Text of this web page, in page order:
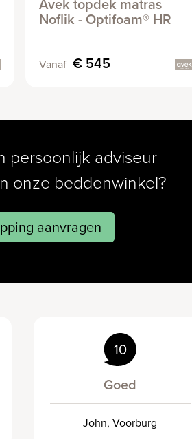
Noflik - Optifoam® HR
Vanaf € 545
persoonlijk adviseur
onze beddenwinkel?
aanvragen
10
Goed
John, Voorburg